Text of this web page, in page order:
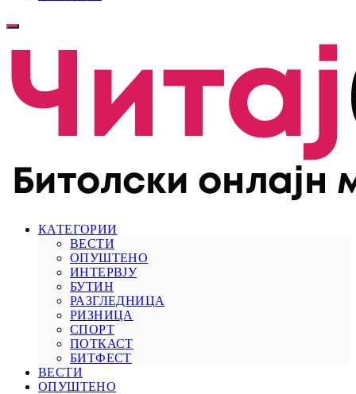
КАТЕГОРИИ
ВЕСТИ
ОПУШТЕНО
ИНТЕРВЈУ
БУТИН
РАЗГЛЕДНИЦА
РИЗНИЦА
СПОРТ
ПОТКАСТ
БИТФЕСТ
ВЕСТИ
ОПУШТЕНО